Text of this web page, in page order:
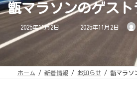
甑マラソンのゲス
2025年11月2日
最
終
2025年11月2日
ホーム 新着情報 お知らせ 甑マラソ